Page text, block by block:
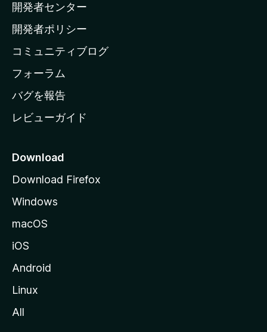
ー
ム
ー
ジ
へ
開発者センター
開発者ポリシー
コミュニティブログ
フォーラム
バグを報告
レビューガイド
Download
Download Firefox
Windows
macOS
iOS
Android
Linux
All